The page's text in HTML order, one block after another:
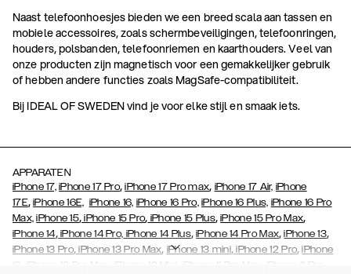
Naast telefoonhoesjes bieden we een breed scala aan tassen en
mobiele accessoires, zoals schermbeveiligingen, telefoonringen,
houders, polsbanden, telefoonriemen en kaarthouders. Veel van
onze producten zijn magnetisch voor een gemakkelijker gebruik
of hebben andere functies zoals MagSafe-compatibiliteit.
Bij IDEAL OF SWEDEN vind je voor elke stijl en smaak iets.
APPARATEN
iPhone 17, iPhone 17 Pro,iPhone 17 Pro max, iPhone 17 Air, iPhone
17E,iPhone 16E, iPhone 16, iPhone 16 Pro, iPhone 16 Plus, iPhone 16 Pro
Max, iPhone 15, iPhone 15 Pro, iPhone 15 Plus,iPhone 15 Pro Max,
iPhone 14,iPhone 14 Pro, iPhone 14 Plus,iPhone 14 Pro Max,iPhone 13,
iPhone 13 Pro, iPhone 13 Pro Max, iPhone 13 mini,iPhone 12 Pro,iPhone
12
iPhone 12 Pro Max iPhone 12 Mini iPhone 11 Pro Max iPhone 11 Pro